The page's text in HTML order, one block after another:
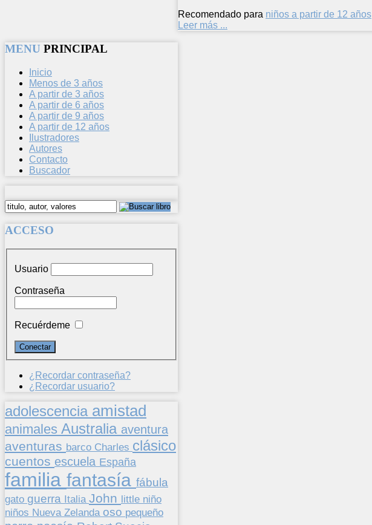
Recomendado para niños a partir de 12 años
Leer más ...
MENU PRINCIPAL
Inicio
Menos de 3 años
A partir de 3 años
A partir de 6 años
A partir de 9 años
A partir de 12 años
Ilustradores
Autores
Contacto
Buscador
ACCESO
Usuario
Contraseña
Recuérdeme
¿Recordar contraseña?
¿Recordar usuario?
adolescencia amistad
animales Australia aventura
aventuras barco Charles clásico
cuentos escuela España
familia fantasía fábula
gato guerra Italia John little niño
niños Nueva Zelanda oso pequeño